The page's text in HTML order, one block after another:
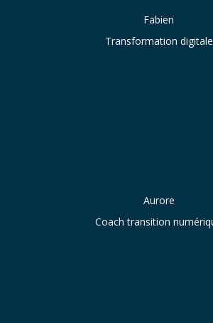
Fabien
Transformation digitale
Aurore
Coach transition